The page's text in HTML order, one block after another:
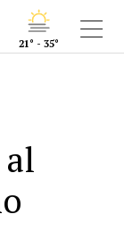
21° - 35°
al